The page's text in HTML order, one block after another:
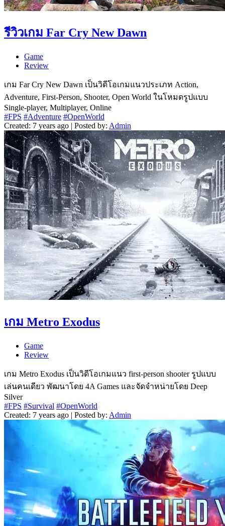
รีวิวเกม Far Cry New Dawn
Game
Review
เกม Far Cry New Dawn เป็นวิดีโอเกมแนวประเภท Action,
Adventure, First-Person, Shooter, Open World ในโหมดรูปแบบ
Single-player, Multiplayer, Online
#FPS #Adventure #OpenWorld
Created: 7 years ago | Posted by: Admin
เกม Metro Exodus
Game
Review
เกม Metro Exodus เป็นวิดีโอเกมแนว first-person shooter รูปแบบ
เล่นคนเดียว พัฒนาโดย 4A Games และจัดจำหน่ายโดย Deep
Silver
#FPS #Survival #OpenWorld
Created: 7 years ago | Posted by: Admin